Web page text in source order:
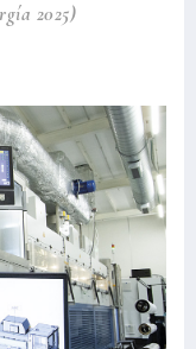
2025)